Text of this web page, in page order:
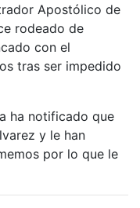
Apostólico de
rodeado de
con el
tras ser impedido
ha notificado que
y le han
por lo que le